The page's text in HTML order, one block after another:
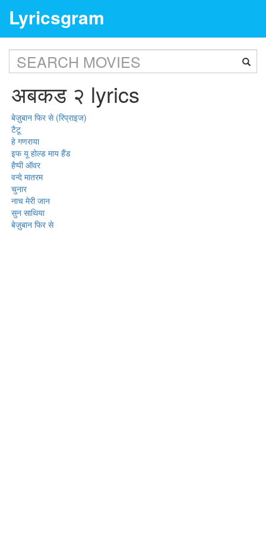
Lyricsgram
अबकड २ lyrics
बेज़ुबान फिर से (रिप्राइज)
टैटू
हे गणराया
इफ यू होल्ड माय हैंड
हैप्पी ऑवर
वन्दे मातरम
चुनार
नाच मेरी जान
सुन साथिया
बेज़ुबान फिर से